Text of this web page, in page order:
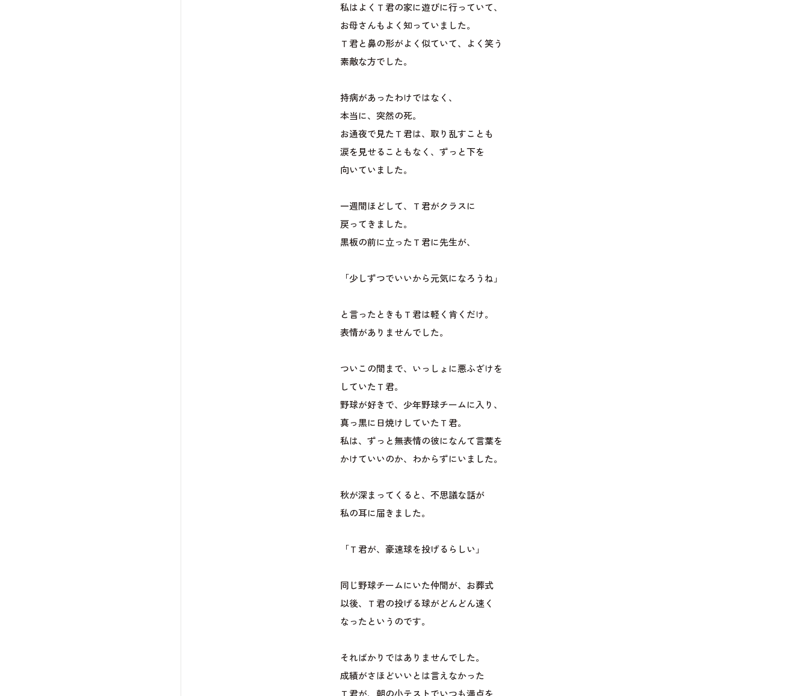
私はよくＴ君の家に遊びに行っていて、
お母さんもよく知っていました。
Ｔ君と鼻の形がよく似ていて、よく笑う
素敵な方でした。
持病があったわけではなく、
本当に、突然の死。
お通夜で見たＴ君は、取り乱すことも
涙を見せることもなく、ずっと下を
向いていました。
一週間ほどして、Ｔ君がクラスに
戻ってきました。
黒板の前に立ったＴ君に先生が、
「少しずつでいいから元気になろうね」
と言ったときもＴ君は軽く肯くだけ。
表情がありませんでした。
ついこの間まで、いっしょに悪ふざけを
していたＴ君。
野球が好きで、少年野球チームに入り、
真っ黒に日焼けしていたＴ君。
私は、ずっと無表情の彼になんて言葉を
かけていいのか、わからずにいました。
秋が深まってくると、不思議な話が
私の耳に届きました。
「Ｔ君が、豪速球を投げるらしい」
同じ野球チームにいた仲間が、お葬式
以後、Ｔ君の投げる球がどんどん速く
なったというのです。
そればかりではありませんでした。
成績がさほどいいとは言えなかった